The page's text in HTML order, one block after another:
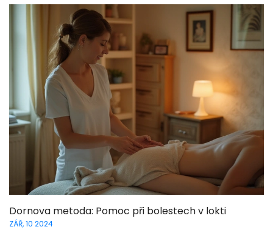
Dornova metoda: Pomoc při bolestech v lokti
ZÁŘ, 10 2024